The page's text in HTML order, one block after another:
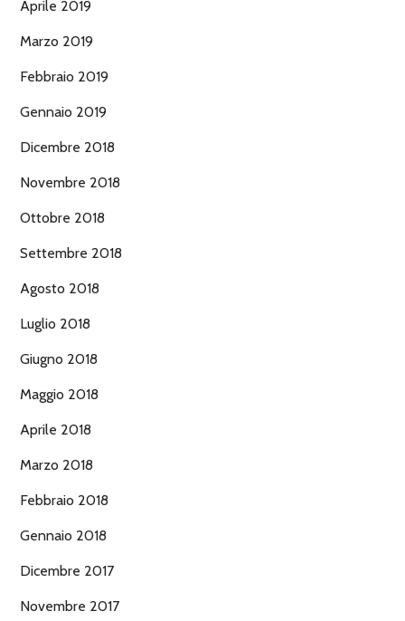
Aprile 2019
Marzo 2019
Febbraio 2019
Gennaio 2019
Dicembre 2018
Novembre 2018
Ottobre 2018
Settembre 2018
Agosto 2018
Luglio 2018
Giugno 2018
Maggio 2018
Aprile 2018
Marzo 2018
Febbraio 2018
Gennaio 2018
Dicembre 2017
Novembre 2017